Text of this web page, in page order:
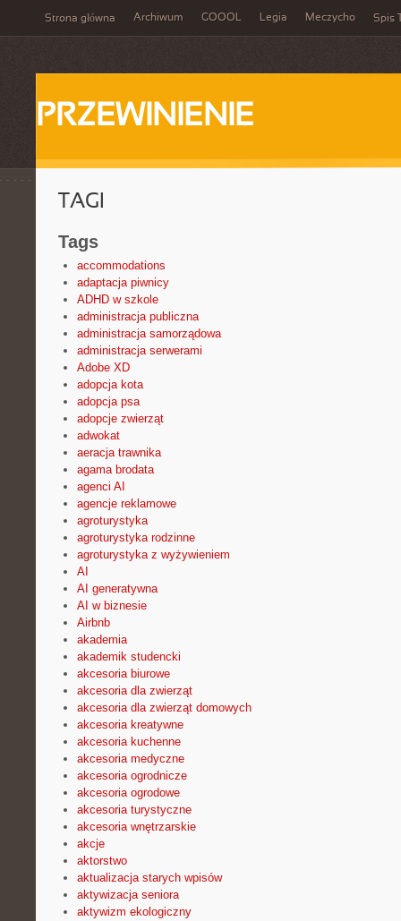
Strona główna Archiwum GOOOL Legia Meczycho Spis
PRZEWINIENIE
TAGI
Tags
accommodations
adaptacja piwnicy
ADHD w szkole
administracja publiczna
administracja samorządowa
administracja serwerami
Adobe XD
adopcja kota
adopcja psa
adopcje zwierząt
adwokat
aeracja trawnika
agama brodata
agenci AI
agencje reklamowe
agroturystyka
agroturystyka rodzinne
agroturystyka z wyżywieniem
AI
AI generatywna
AI w biznesie
Airbnb
akademia
akademik studencki
akcesoria biurowe
akcesoria dla zwierząt
akcesoria dla zwierząt domowych
akcesoria kreatywne
akcesoria kuchenne
akcesoria medyczne
akcesoria ogrodnicze
akcesoria ogrodowe
akcesoria turystyczne
akcesoria wnętrzarskie
akcje
aktorstwo
aktualizacja starych wpisów
aktywizacja seniora
aktywizm ekologiczny